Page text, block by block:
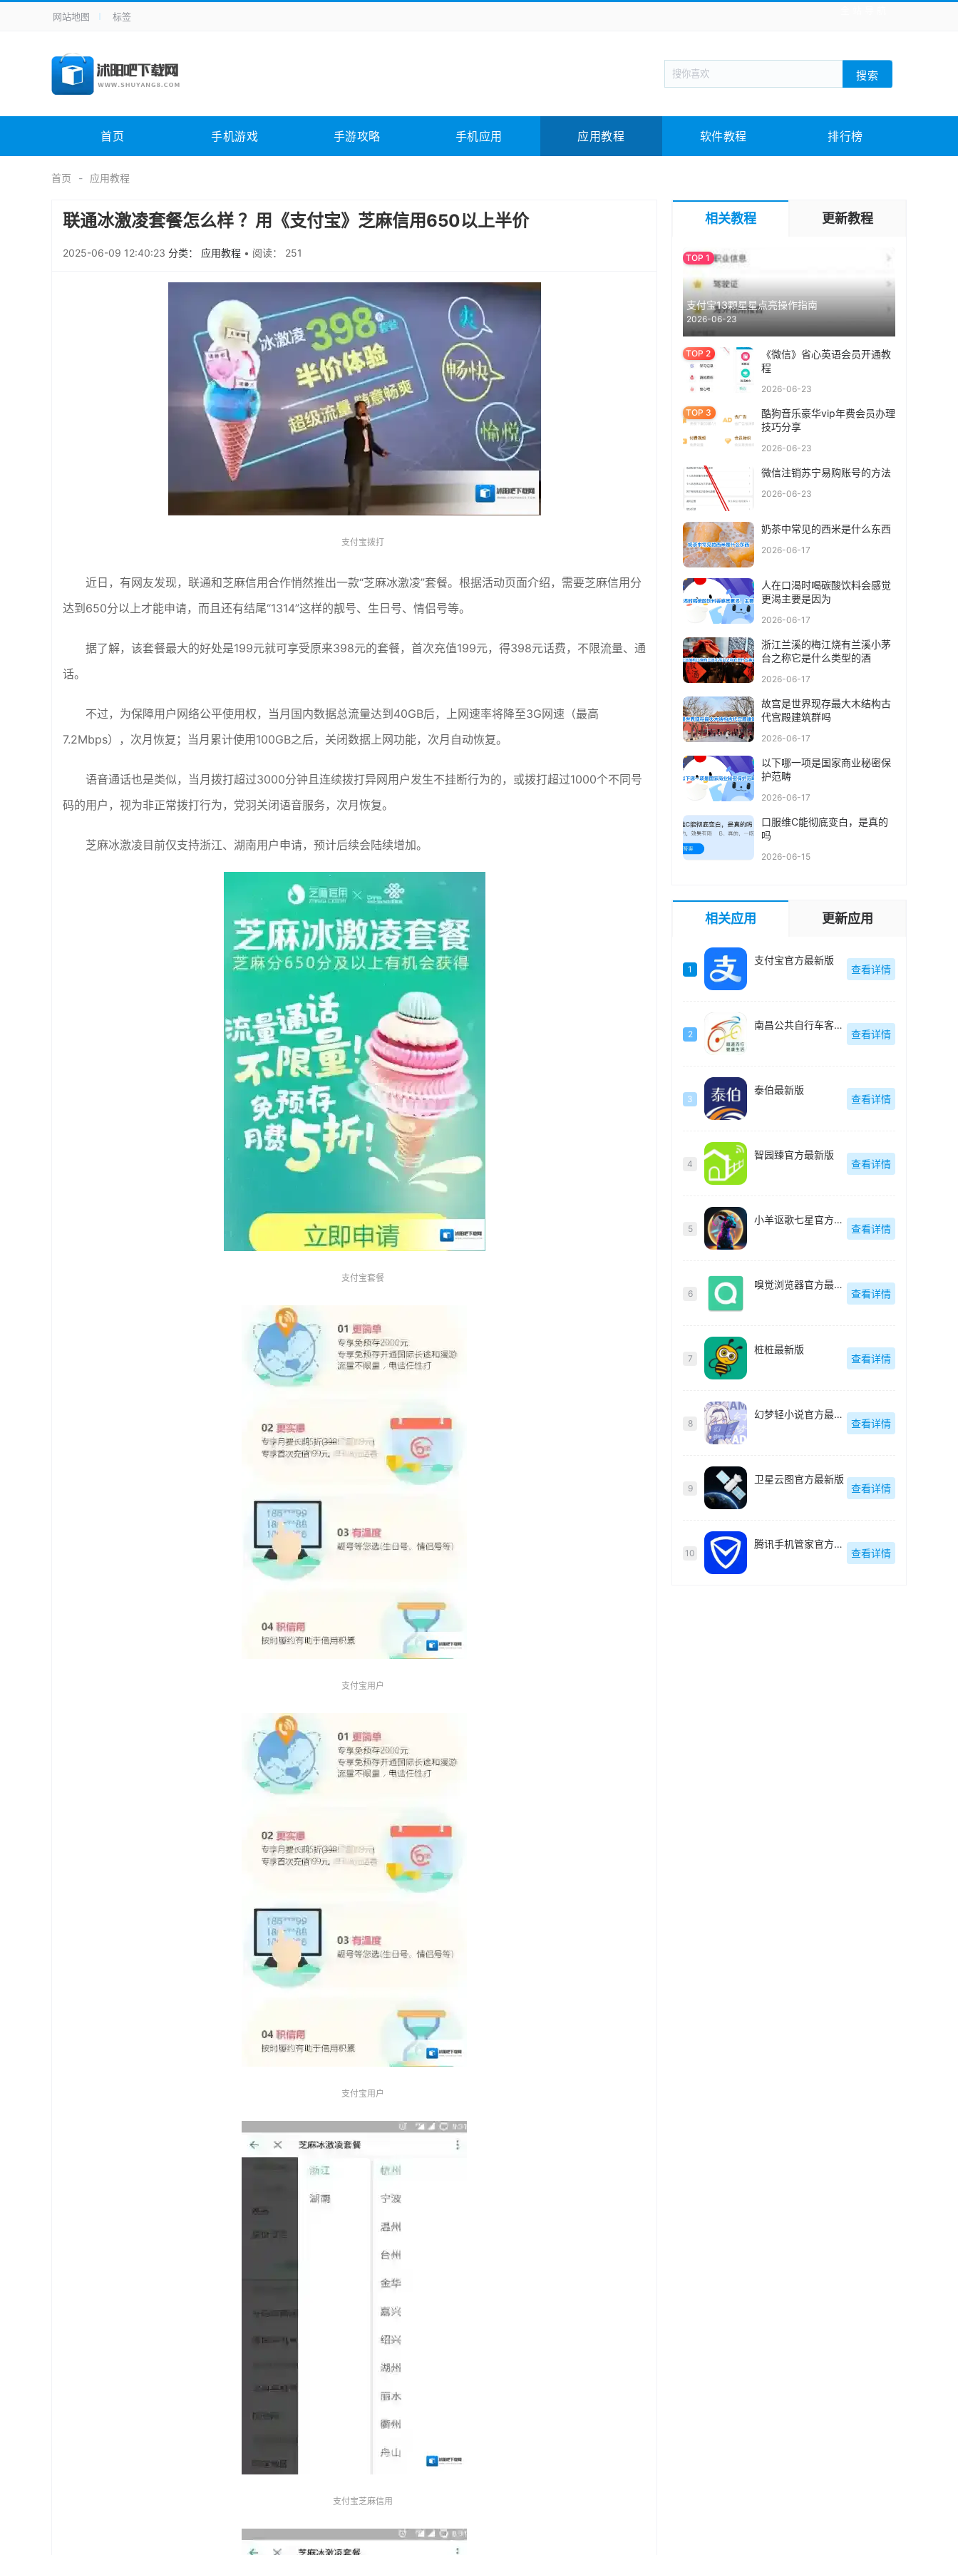
手机应用 新闻阅读 旅游出行 生活实用
手机游戏 H5游戏 回合网游 战棋游戏 枪战射击
电脑软件 其它类别 图形软件 安全相关 应用软件 影音软件 插件下载 教育教学 游戏娱乐 系统软件 素材下载
未分类 综合其它
网站地图 标签
搜索
首页 手机游戏 手游攻略 手机应用 应用教程 软件教程 排行榜
首页 应用教程
联通冰激凌套餐怎么样 ？用《支付宝》芝麻信用650以上半价
2025-06-09 12:40:23 分类： 应用教程 • 阅读： 251
支付宝拨打
近日，有网友发现，联通和芝麻信用合作悄然推出一款“芝麻冰激凌”套餐。根据活动页面介绍，需要芝麻信用分
达到650分以上才能申请，而且还有结尾“1314”这样的靓号、生日号、情侣号等。
据了解，该套餐最大的好处是199元就可享受原来398元的套餐，首次充值199元，得398元话费，不限流量、通
话。
不过，为保障用户网络公平使用权，当月国内数据总流量达到40GB后，上网速率将降至3G网速（最高
7.2Mbps），次月恢复；当月累计使用100GB之后，关闭数据上网功能，次月自动恢复。
语音通话也是类似，当月拨打超过3000分钟且连续拨打异网用户发生不挂断行为的，或拨打超过1000个不同号
码的用户，视为非正常拨打行为，党羽关闭语音服务，次月恢复。
芝麻冰激凌目前仅支持浙江、湖南用户申请，预计后续会陆续增加。
支付宝套餐
支付宝用户
支付宝用户
支付宝芝麻信用
相关教程 更新教程
支付宝13颗星星点亮操作指南
2026-06-23
《微信》省心英语会员开通教
程
2026-06-23
酷狗音乐豪华vip年费会员办理
技巧分享
2026-06-23
微信注销苏宁易购账号的方法
2026-06-23
奶茶中常见的西米是什么东西
2026-06-17
人在口渴时喝碳酸饮料会感觉
更渴主要是因为
2026-06-17
浙江兰溪的梅江烧有兰溪小茅
台之称它是什么类型的酒
2026-06-17
故宫是世界现存最大木结构古
代宫殿建筑群吗
2026-06-17
以下哪一项是国家商业秘密保
护范畴
2026-06-17
口服维C能彻底变白，是真的
吗
2026-06-15
相关应用 更新应用
1
支付宝官方最新版
查看详情
2
南昌公共自行车客户端(洪城乐骑行)最新版
查看详情
3
泰伯最新版
查看详情
4
智园臻官方最新版
查看详情
5
小羊讴歌七星官方最新版
查看详情
6
嗅觉浏览器官方最新版
查看详情
7
桩桩最新版
查看详情
8
幻梦轻小说官方最新版
查看详情
9
卫星云图官方最新版
查看详情
10
腾讯手机管家官方最新版
查看详情